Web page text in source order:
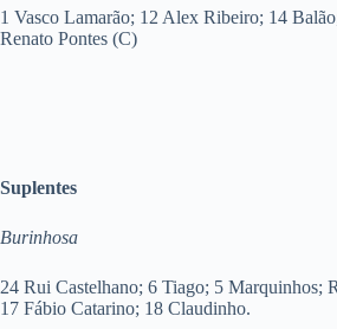
1 Vasco Lamarão; 12 Alex Ribeiro; 14
Renato Pontes (C)
Suplentes
Burinhosa
24 Rui Castelhano; 6 Tiago; 5 Marquinhos;
17 Fábio Catarino; 18 Claudinho.